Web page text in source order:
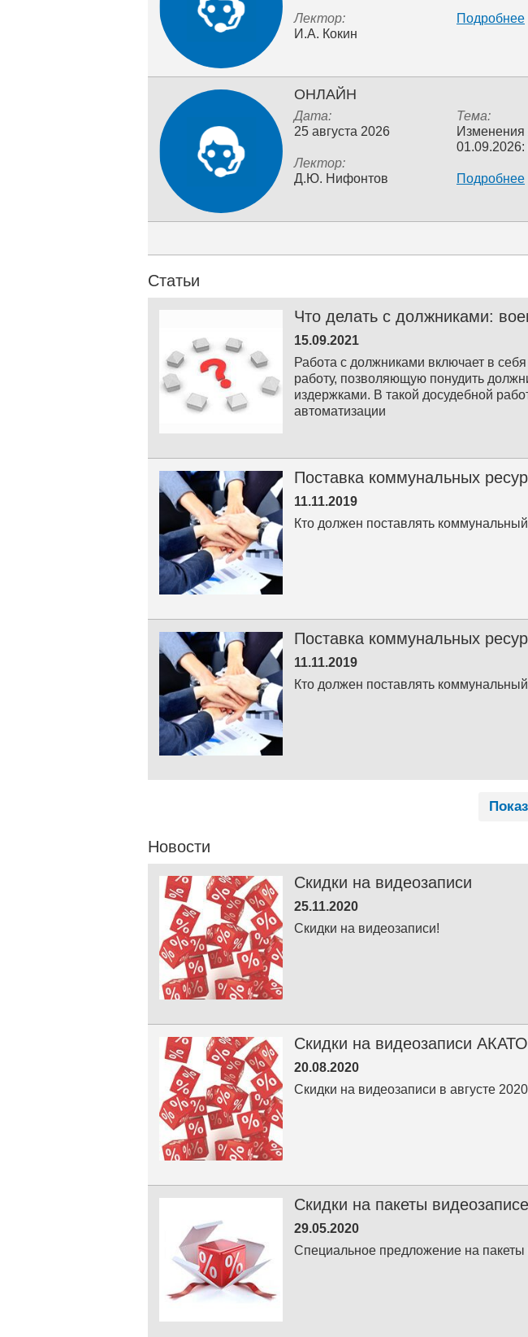
Лектор:
И.А. Кокин
Подробнее
ОНЛАЙН
Дата:
25 августа 2026
Лектор:
Д.Ю. Нифонтов
Тема:
Изменения
Подробнее
Статьи
Что делать с должниками:
15.09.2021
Работа с должниками включает в
работу, позволяющую понудить
издержками. В такой досудебной
автоматизации
Поставка коммунальных
11.11.2019
Кто должен поставлять
Поставка коммунальных
11.11.2019
Кто должен поставлять
Новости
Скидки на видеозаписи
25.11.2020
Скидки на видеозаписи!
Скидки на видеозаписи АКАТО
20.08.2020
Скидки на видеозаписи в августе
Скидки на пакеты
29.05.2020
Специальное предложение на пакеты